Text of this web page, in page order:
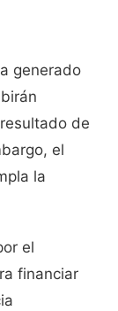
generado
de
el
la
el
financiar